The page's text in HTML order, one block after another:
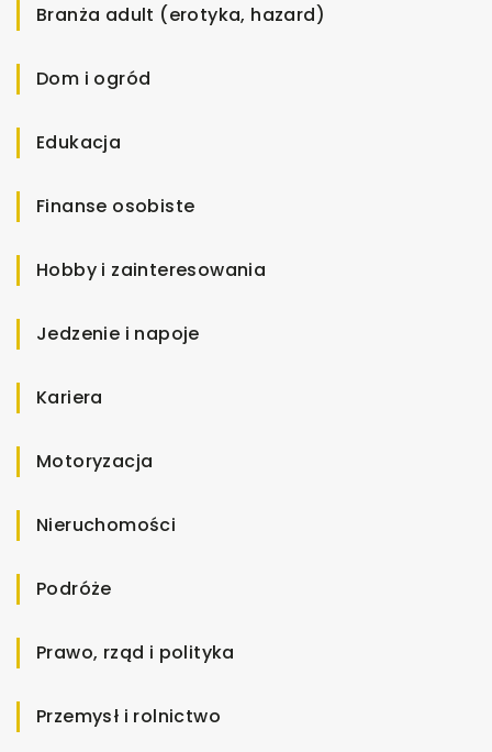
Branża adult (erotyka, hazard)
Dom i ogród
Edukacja
Finanse osobiste
Hobby i zainteresowania
Jedzenie i napoje
Kariera
Motoryzacja
Nieruchomości
Podróże
Prawo, rząd i polityka
Przemysł i rolnictwo